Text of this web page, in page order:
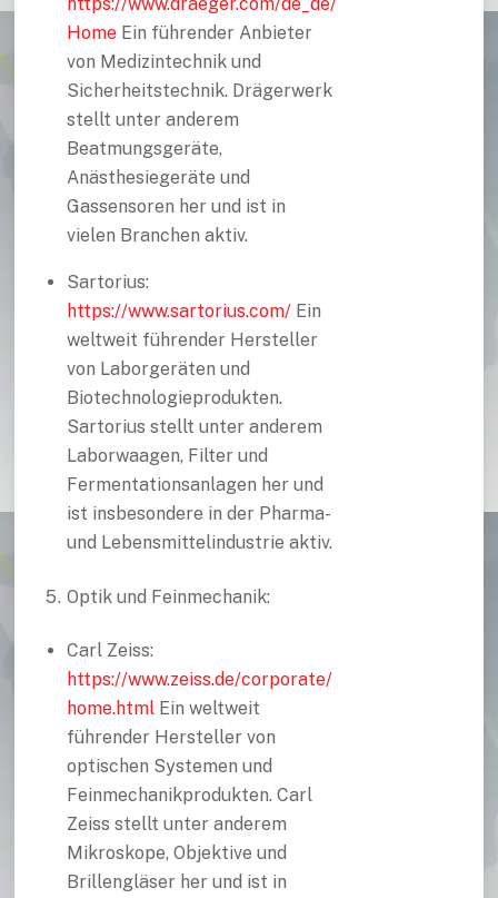
Home Ein führender Anbieter
von Medizintechnik und
Sicherheitstechnik. Drägerwerk
stellt unter anderem
Beatmungsgeräte,
Anästhesiegeräte und
Gassensoren her und ist in
vielen Branchen aktiv.
Sartorius:
https://www.sartorius.com/ Ein
weltweit führender Hersteller
von Laborgeräten und
Biotechnologieprodukten.
Sartorius stellt unter anderem
Laborwaagen, Filter und
Fermentationsanlagen her und
ist insbesondere in der Pharma-
und Lebensmittelindustrie aktiv.
Optik und Feinmechanik:
Carl Zeiss:
https://www.zeiss.de/corporate/
home.html Ein weltweit
führender Hersteller von
optischen Systemen und
Feinmechanikprodukten. Carl
Zeiss stellt unter anderem
Mikroskope, Objektive und
Brillengläser her und ist in